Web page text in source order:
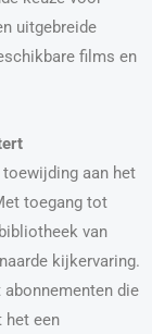
uitgebreide
films en
aan het
toegang tot
van
kijkervaring.
die
het een